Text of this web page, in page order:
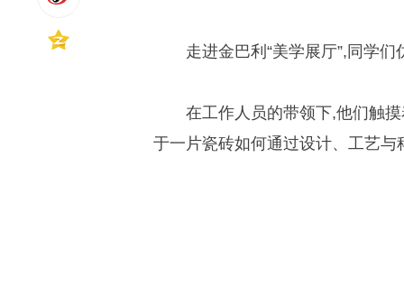
走进金巴利“美学展厅”,同学
在工作人员的带领下,他们触
于一片瓷砖如何通过设计、工艺